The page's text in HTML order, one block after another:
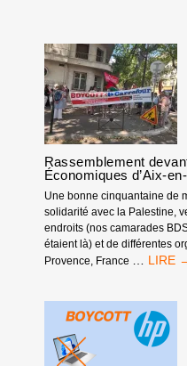
Rassemblement
Économiques d’Aix-
Une bonne cinquantaine de
solidarité avec la Palestine,
endroits (nos camarades
étaient là) et de différentes
Provence, France …
D’AIX-